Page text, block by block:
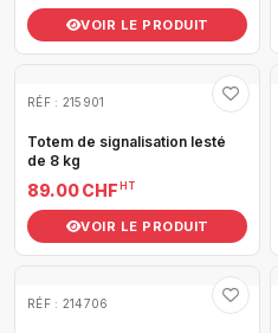
VOIR LE PRODUIT
RÉF : 215901
Totem de signalisation lesté
de 8 kg
89.00 CHF HT
VOIR LE PRODUIT
RÉF : 214706